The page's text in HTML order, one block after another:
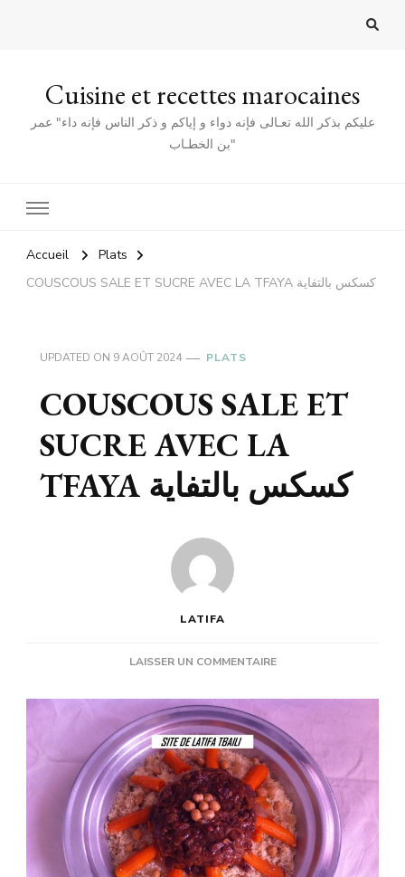
Cuisine et recettes marocaines
عليكم بذكر الله تعـالى فإنه دواء و إياكم و ذكر الناس فإنه داء" عمر
بن الخطـاب"
Accueil
Plats
COUSCOUS SALE ET SUCRE AVEC LA TFAYA كسكس بالتفاية
UPDATED ON 9 AOÛT 2024 PLATS
COUSCOUS SALE ET
SUCRE AVEC LA
TFAYA كسكس بالتفاية
LATIFA
LAISSER UN COMMENTAIRESUR
SALE
SUCRE
AVEC
LA
TFAYA
كسكس
بالتفاية